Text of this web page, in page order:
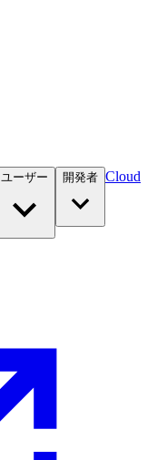
ユーザー 開発者​ Cloud